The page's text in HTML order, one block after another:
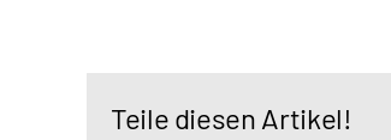
Teile diesen Artikel!